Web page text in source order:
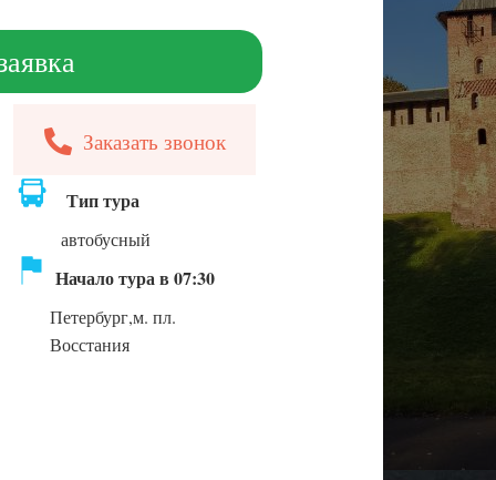
Заказать звонок
Тип тура
автобусный
Начало тура в 07:30
Петербург,м. пл.
Восстания